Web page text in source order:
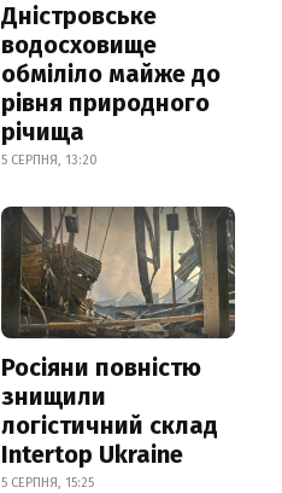
Дністровське
водосховище
обміліло майже до
рівня природного
річища
5 СЕРПНЯ, 13:20
Росіяни повністю
знищили
логістичний склад
Intertop Ukraine
5 СЕРПНЯ, 15:25